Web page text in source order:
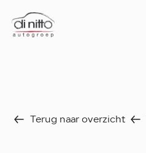
Vergelijk
Terug naar overzicht